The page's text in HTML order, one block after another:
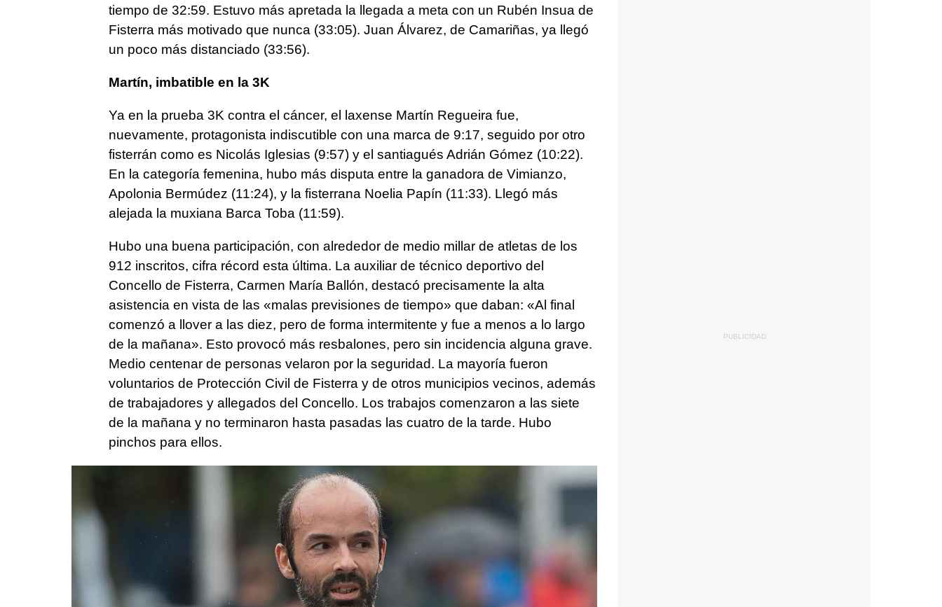
tiempo de 32:59. Estuvo más apretada la llegada a meta con un Rubén Insua de
Fisterra más motivado que nunca (33:05). Juan Álvarez, de Camariñas, ya llegó
un poco más distanciado (33:56).
Martín, imbatible en la 3K
Ya en la prueba 3K contra el cáncer, el laxense Martín Regueira fue,
nuevamente, protagonista indiscutible con una marca de 9:17, seguido por otro
fisterrán como es Nicolás Iglesias (9:57) y el santiagués Adrián Gómez (10:22).
En la categoría femenina, hubo más disputa entre la ganadora de Vimianzo,
Apolonia Bermúdez (11:24), y la fisterrana Noelia Papín (11:33). Llegó más
alejada la muxiana Barca Toba (11:59).
Hubo una buena participación, con alrededor de medio millar de atletas de los
912 inscritos, cifra récord esta última. La auxiliar de técnico deportivo del
Concello de Fisterra, Carmen María Ballón, destacó precisamente la alta
asistencia en vista de las «malas previsiones de tiempo» que daban: «Al final
comenzó a llover a las diez, pero de forma intermitente y fue a menos a lo largo
de la mañana». Esto provocó más resbalones, pero sin incidencia alguna grave.
Medio centenar de personas velaron por la seguridad. La mayoría fueron
voluntarios de Protección Civil de Fisterra y de otros municipios vecinos, además
de trabajadores y allegados del Concello. Los trabajos comenzaron a las siete
de la mañana y no terminaron hasta pasadas las cuatro de la tarde. Hubo
pinchos para ellos.